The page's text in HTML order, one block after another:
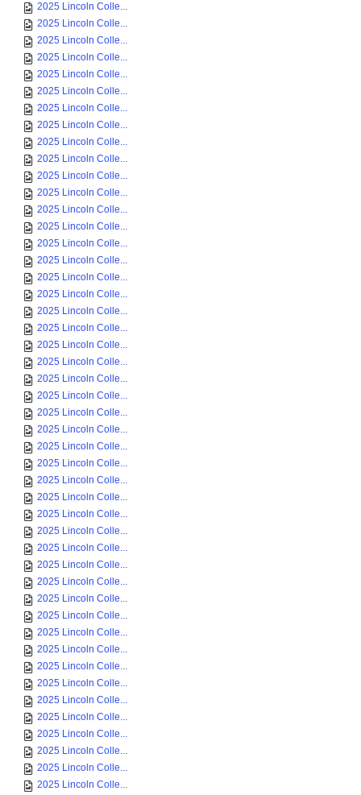
2025 Lincoln Colle...
2025 Lincoln Colle...
2025 Lincoln Colle...
2025 Lincoln Colle...
2025 Lincoln Colle...
2025 Lincoln Colle...
2025 Lincoln Colle...
2025 Lincoln Colle...
2025 Lincoln Colle...
2025 Lincoln Colle...
2025 Lincoln Colle...
2025 Lincoln Colle...
2025 Lincoln Colle...
2025 Lincoln Colle...
2025 Lincoln Colle...
2025 Lincoln Colle...
2025 Lincoln Colle...
2025 Lincoln Colle...
2025 Lincoln Colle...
2025 Lincoln Colle...
2025 Lincoln Colle...
2025 Lincoln Colle...
2025 Lincoln Colle...
2025 Lincoln Colle...
2025 Lincoln Colle...
2025 Lincoln Colle...
2025 Lincoln Colle...
2025 Lincoln Colle...
2025 Lincoln Colle...
2025 Lincoln Colle...
2025 Lincoln Colle...
2025 Lincoln Colle...
2025 Lincoln Colle...
2025 Lincoln Colle...
2025 Lincoln Colle...
2025 Lincoln Colle...
2025 Lincoln Colle...
2025 Lincoln Colle...
2025 Lincoln Colle...
2025 Lincoln Colle...
2025 Lincoln Colle...
2025 Lincoln Colle...
2025 Lincoln Colle...
2025 Lincoln Colle...
2025 Lincoln Colle...
2025 Lincoln Colle...
2025 Lincoln Colle...